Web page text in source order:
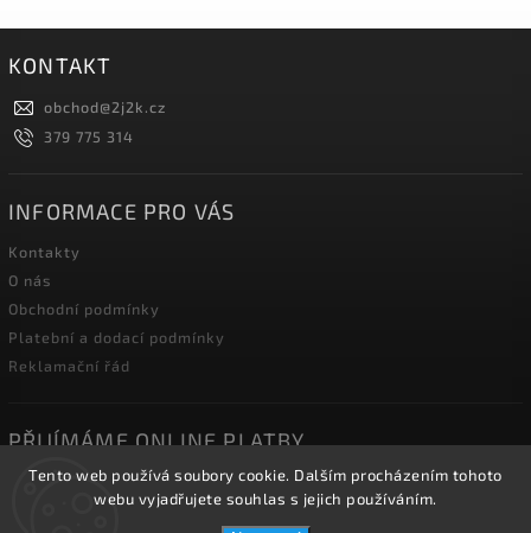
Tento web používá soubory cookie. Dalším procházením tohoto
webu vyjadřujete souhlas s jejich používáním.
KONTAKT
obchod@2j2k.cz
379 775 314
INFORMACE PRO VÁS
Kontakty
O nás
Obchodní podmínky
Platební a dodací podmínky
Reklamační řád
PŘIJÍMÁME ONLINE PLATBY